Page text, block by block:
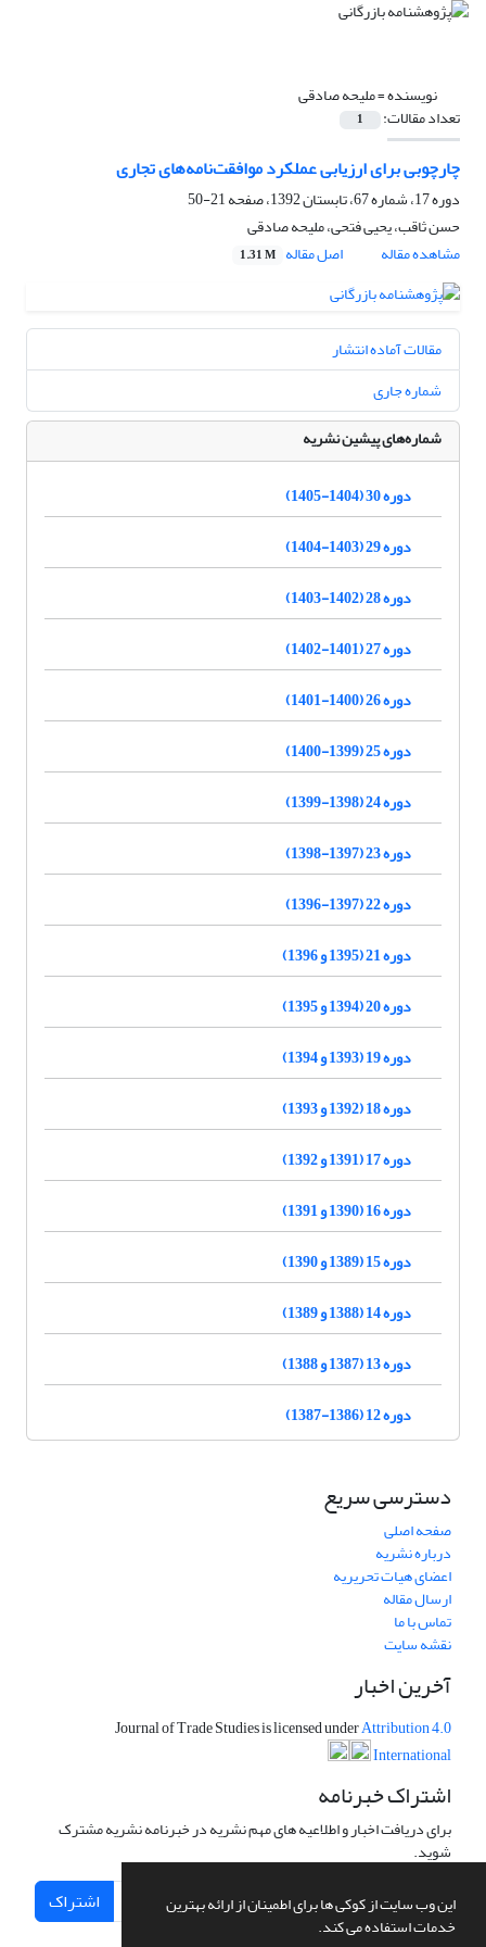
این وب سایت از کوکی ها برای اطمینان از ارائه بهترین
خدمات استفاده می کند.
نویسنده =ملیحه صادقی
تعداد مقالات: 1
چارچوبی برای ارزیابی عملکرد موافقت‌نامه‌های تجاری
دوره 17، شماره 67، تابستان 1392، صفحه
21-50
حسن ثاقب، یحیی فتحی، ملیحه صادقی
مشاهده مقاله
اصل مقاله 1.31 M
مقالات آماده انتشار
شماره جاری
شماره‌های پیشین نشریه
دوره 30 (1404-1405)
دوره 29 (1403-1404)
دوره 28 (1402-1403)
دوره 27 (1401-1402)
دوره 26 (1400-1401)
دوره 25 (1399-1400)
دوره 24 (1398-1399)
دوره 23 (1397-1398)
دوره 22 (1397-1396)
دوره 21 (1395 و 1396)
دوره 20 (1394 و 1395)
دوره 19 (1393 و 1394)
دوره 18 (1392 و 1393)
دوره 17 (1391 و 1392)
دوره 16 (1390 و 1391)
دوره 15 (1389 و 1390)
دوره 14 (1388 و 1389)
دوره 13 (1387 و 1388)
دوره 12 (1386-1387)
دسترسی سریع
صفحه اصلی
درباره نشریه
اعضای هیات تحریریه
ارسال مقاله
تماس با ما
نقشه سایت
آخرین اخبار
Journal of Trade Studies is licensed underAttribution 4.0
International
اشتراک خبرنامه
برای دریافت اخبار و اطلاعیه های مهم نشریه در خبرنامه نشریه مشترک
شوید.
اشتراک